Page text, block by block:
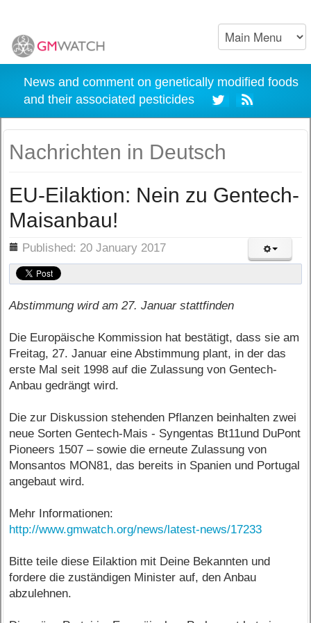
News and comment on genetically modified foods
and their associated pesticides
Nachrichten in Deutsch
EU-Eilaktion: Nein zu Gentech-
Maisanbau!
Published: 20 January 2017
Abstimmung wird am 27. Januar stattfinden
Die Europäische Kommission hat bestätigt, dass sie am
Freitag, 27. Januar eine Abstimmung plant, in der das
erste Mal seit 1998 auf die Zulassung von Gentech-
Anbau gedrängt wird.
Die zur Diskussion stehenden Pflanzen beinhalten zwei
neue Sorten Gentech-Mais - Syngentas Bt11und DuPont
Pioneers 1507 – sowie die erneute Zulassung von
Monsantos MON81, das bereits in Spanien und Portugal
angebaut wird.
Mehr Informationen:
http://www.gmwatch.org/news/latest-news/17233
Bitte teile diese Eilaktion mit Deine Bekannten und
fordere die zuständigen Minister auf, den Anbau
abzulehnen.